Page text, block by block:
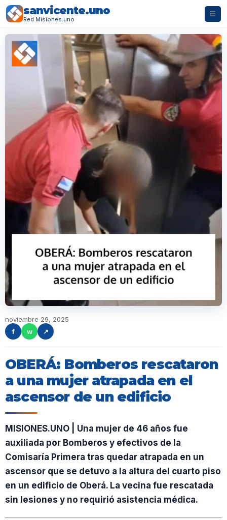
sanvicente.uno
Red Misiones.uno
☰
noviembre 29, 2025
f
w ↗
OBERÁ: Bomberos rescataron
a una mujer atrapada en el
ascensor de un edificio
MISIONES.UNO | Una mujer de 46 años fue
auxiliada por Bomberos y efectivos de la
Comisaría Primera tras quedar atrapada en un
ascensor que se detuvo a la altura del cuarto piso
en un edificio de Oberá. La vecina fue rescatada
sin lesiones y no requirió asistencia médica.